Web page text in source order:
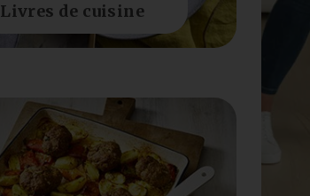
Livres de cuisine